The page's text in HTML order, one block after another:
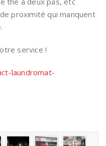
proximité qui manquent
service !
laundromat-